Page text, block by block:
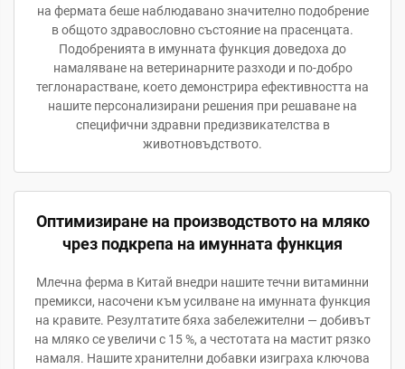
на фермата беше наблюдавано значително подобрение
в общото здравословно състояние на прасенцата.
Подобренията в имунната функция доведоха до
намаляване на ветеринарните разходи и по-добро
теглонарастване, което демонстрира ефективността на
нашите персонализирани решения при решаване на
специфични здравни предизвикателства в
животновъдството.
Оптимизиране на производството на мляко
чрез подкрепа на имунната функция
Млечна ферма в Китай внедри нашите течни витаминни
премикси, насочени към усилване на имунната функция
на кравите. Резултатите бяха забележителни — добивът
на мляко се увеличи с 15 %, а честотата на мастит рязко
намаля. Нашите хранителни добавки изиграха ключова